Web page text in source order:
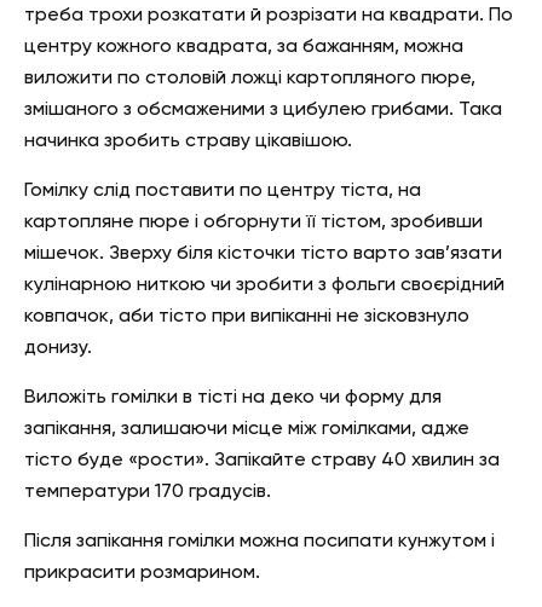
треба трохи розкатати й розрізати на квадрати. По
центру кожного квадрата, за бажанням, можна
виложити по столовій ложці картопляного пюре,
змішаного з обсмаженими з цибулею грибами. Така
начинка зробить страву цікавішою.
Гомілку слід поставити по центру тіста, на
картопляне пюре і обгорнути її тістом, зробивши
мішечок. Зверху біля кісточки тісто варто зав’язати
кулінарною ниткою чи зробити з фольги своєрідний
ковпачок, аби тісто при випіканні не зісковзнуло
донизу.
Виложіть гомілки в тісті на деко чи форму для
запікання, залишаючи місце між гомілками, адже
тісто буде «рости». Запікайте страву 40 хвилин за
температури 170 градусів.
Після запікання гомілки можна посипати кунжутом і
прикрасити розмарином.